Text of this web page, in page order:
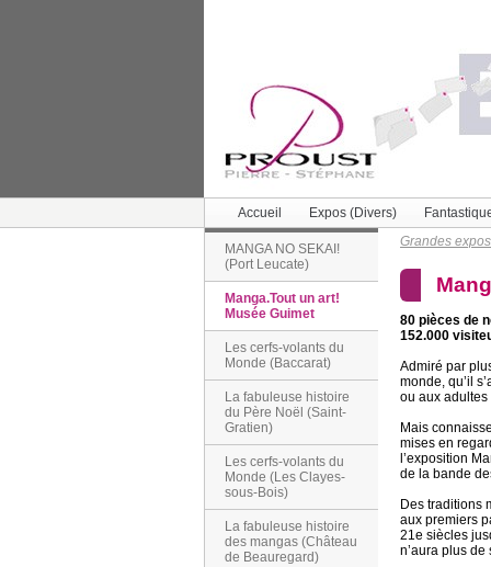
Accueil Expos (Divers)
Grandes expos
80 pièces de
152.000
Admiré par
monde, qu’il
ou aux
Mais
mises en
l’exposition
de la bande
Des traditions
aux premiers
21e siècles
n’aura plus de
MANGA NO SEKAI!
(Port Leucate)
Manga.Tout un art!
Musée Guimet
Les cerfs-volants du
Monde (Baccarat)
La fabuleuse histoire
du Père Noël (Saint-
Gratien)
Les cerfs-volants du
Monde (Les Clayes-
sous-Bois)
La fabuleuse histoire
des mangas (Château
de Beauregard)